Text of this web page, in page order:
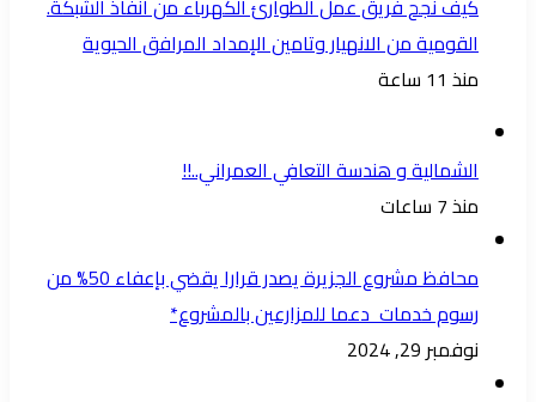
كيف نجح فريق عمل الطوارئ الكهرباء من انفاذ الشبكة.
القومية من الانهيار وتامين الإمداد المرافق الحيوية
منذ 11 ساعة
الشمالية و هندسة التعافي العمراني..!!
منذ 7 ساعات
محافظ مشروع الجزيرة يصدر قرارا يقضي بإعفاء 50% من
رسوم خدمات دعما للمزارعين بالمشروع*
نوفمبر 29, 2024